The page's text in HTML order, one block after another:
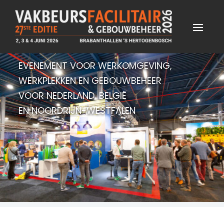
EVENEMENT VOOR WERKOMGEVING,
WERKPLEKKEN EN GEBOUWBEHEER
VOOR NEDERLAND, BELGIË
EN NOORDRIJN-WESTFALEN